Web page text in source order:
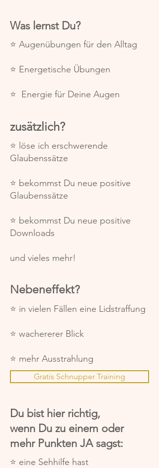
Was lernst Du?
⭐️ Augenübungen für den Alltag
⭐️ Energetische Übungen
⭐️ Energie für Deine Augen
zusätzlich?
⭐️ löse ich erschwerende
Glaubenssätze
⭐️ bekommst Du neue positive
Glaubenssätze
⭐️ bekommst Du neue positive
Downloads
und vieles mehr!
Nebeneffekt?
⭐️ in vielen Fällen eine Lidstraffung
⭐️ wachererer Blick
⭐️ mehr Ausstrahlung
Gratis Schnupper Training
Du bist hier richtig,
wenn Du zu einem oder
mehr Punkten JA sagst:
⭐️ eine Sehhilfe hast